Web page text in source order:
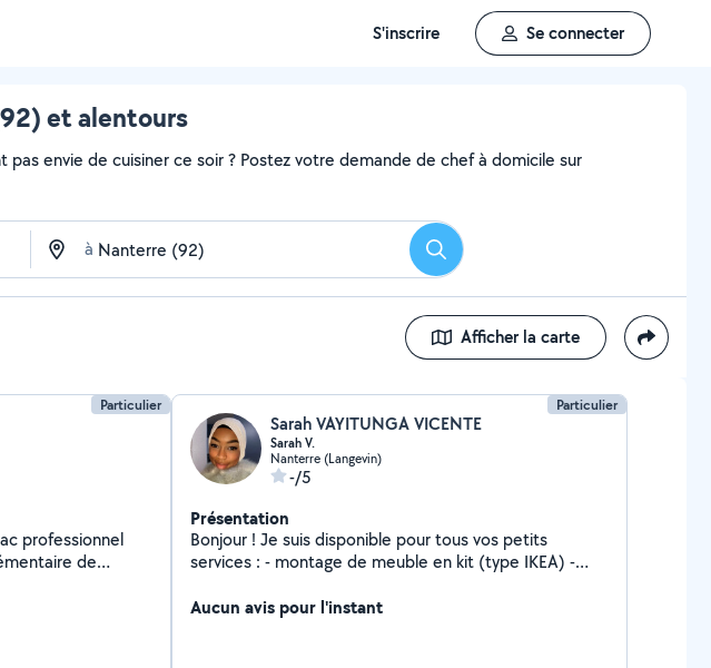
S'inscrire Se connecter
et alentours
envie de cuisiner ce soir ? Postez votre demande de chef à domicile sur
à Rechercher
Afficher la carte
Particulier
professionnel
de
Particulier
Sarah VAYITUNGA VICENTE
Sarah V.
Nanterre (Langevin)
-/5
Présentation
Bonjour ! Je suis disponible pour tous vos petits
services : - montage de meuble en kit (type IKEA) -
rédaction / correction de documents et courriers -
Aucun avis pour l'instant